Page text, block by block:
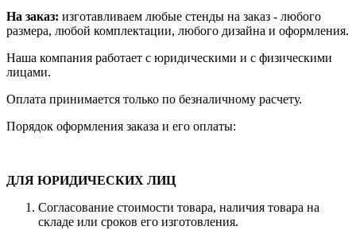
На заказ: изготавливаем любые стенды на заказ - любого
размера, любой комплектации, любого дизайна и оформления.
Наша компания работает с юридическими и с физическими
лицами.
Оплата принимается только по безналичному расчету.
Порядок оформления заказа и его оплаты:
ДЛЯ ЮРИДИЧЕСКИХ ЛИЦ
Согласование стоимости товара, наличия товара на
складе или сроков его изготовления.